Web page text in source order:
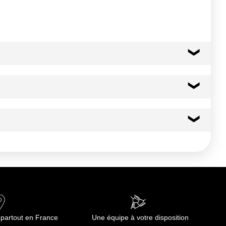
n°648/2004 et ses modifications. - Moins de 5% d'Agents
d'eau. - Reboucher immédiatement le flacon. -
en France Une équipe à votre disposition